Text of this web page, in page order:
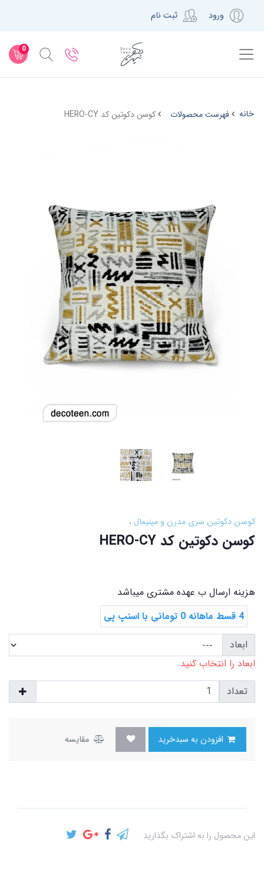
ورود ثبت نام
0
خانه فهرست محصولات کوسن دکوتین کد HERO-CY
کوسن دکوتین سری مدرن و مینیمال
کوسن دکوتین کد HERO-CY
هزینه ارسال ب عهده مشتری میباشد
4 قسط ماهانه 0 تومانی با اسنپ ‌پی
ابعاد
ابعاد را انتخاب کنید.
تعداد
مقایسه
این محصول را به اشتراک بگذارید